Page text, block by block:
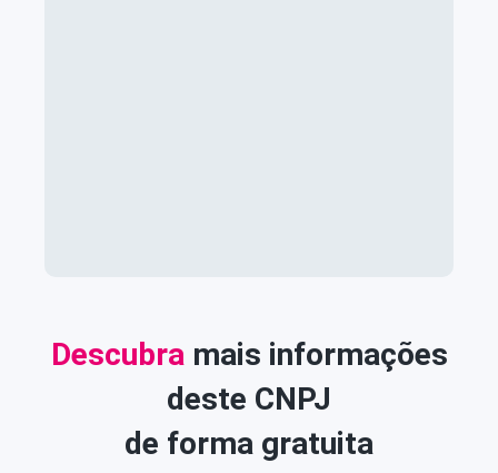
Descubra mais informações
deste CNPJ
de forma gratuita